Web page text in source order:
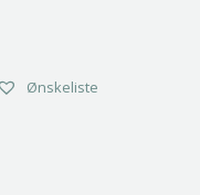
Ønskeliste